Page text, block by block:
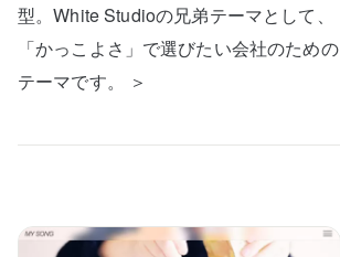
型。White Studioの兄弟テーマとして、
「かっこよさ」で選びたい会社のための
テーマです。 ＞